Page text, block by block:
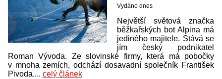
Vydáno dnes
Největší světová značka
běžkařských bot Alpina má
jediného majitele. Stává se
jím český podnikatel
Roman Vývoda. Ze slovinské firmy, která má pobočky
v mnoha zemích, odchází dosavadní společník František
Pivoda.... celý článek